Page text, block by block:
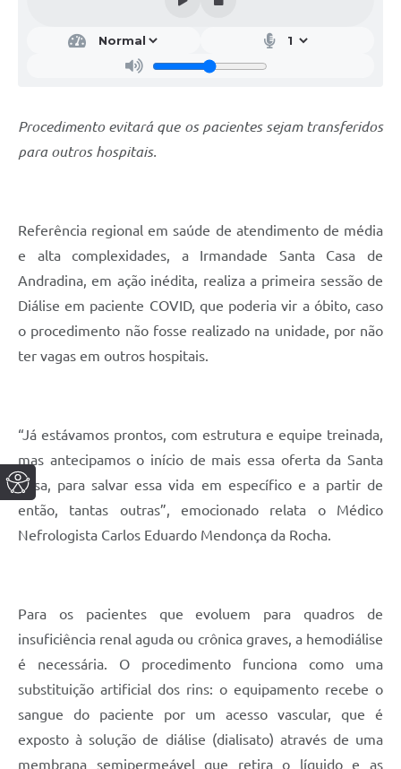
Procedimento evitará que os pacientes sejam transferidos
para outros hospitais.
Referência regional em saúde de atendimento de média
e alta complexidades, a Irmandade Santa Casa de
Andradina, em ação inédita, realiza a primeira sessão de
Diálise em paciente COVID, que poderia vir a óbito, caso
o procedimento não fosse realizado na unidade, por não
ter vagas em outros hospitais.
“Já estávamos prontos, com estrutura e equipe treinada,
mas antecipamos o início de mais essa oferta da Santa
Casa, para salvar essa vida em específico e a partir de
então, tantas outras”, emocionado relata o Médico
Nefrologista Carlos Eduardo Mendonça da Rocha.
Para os pacientes que evoluem para quadros de
insuficiência renal aguda ou crônica graves, a hemodiálise
é necessária. O procedimento funciona como uma
substituição artificial dos rins: o equipamento recebe o
sangue do paciente por um acesso vascular, que é
exposto à solução de diálise (dialisato) através de uma
membrana semipermeável que retira o líquido e as